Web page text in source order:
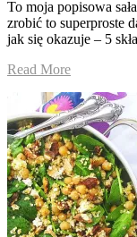
To moja popisowa
zrobić to superproste
jak się okazuje – 5
Read More